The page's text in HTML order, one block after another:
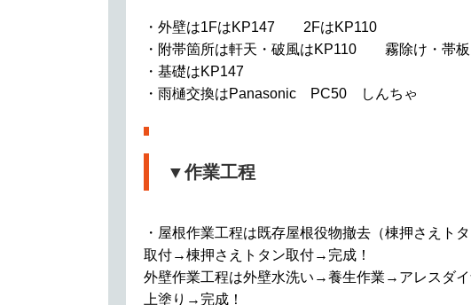
・外壁は1FはKP147 2FはKP110
・附帯箇所は軒天・破風はKP110 霧除け・帯
・基礎はKP147
・雨樋交換はPanasonic PC50 しんちゃ
▼作業工程
・屋根作業工程は既存屋根役物撤去（棟押さえ
取付→棟押さえトタン取付→完成！
外壁作業工程は外壁水洗い→養生作業→アレスダ
上塗り→完成！